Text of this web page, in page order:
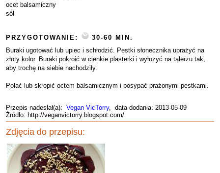
ocet balsamiczny
sól
PRZYGOTOWANIE:
30-60 MIN.
Buraki ugotować lub upiec i schłodzić. Pestki słonecznika uprażyć na
złoty kolor. Buraki pokroić w cienkie plasterki i wyłożyć na talerzu tak,
aby trochę na siebie nachodziły.
Polać lub skropić octem balsamicznym i posypać prażonymi pestkami.
Przepis nadesłał(a): Vegan VicTorry, data dodania: 2013-05-09
Źródło: http://veganvictorry.blogspot.com/
Zdjęcia do przepisu: